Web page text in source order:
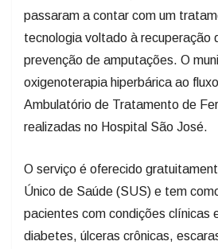
passaram a contar com um
tecnologia voltado à recuperação
prevenção de amputações. O
oxigenoterapia hiperbárica ao
Ambulatório de Tratamento de
realizadas no Hospital São José.
O serviço é oferecido
Único de Saúde (SUS) e tem
pacientes com condições clínicas
diabetes, úlceras crônicas,